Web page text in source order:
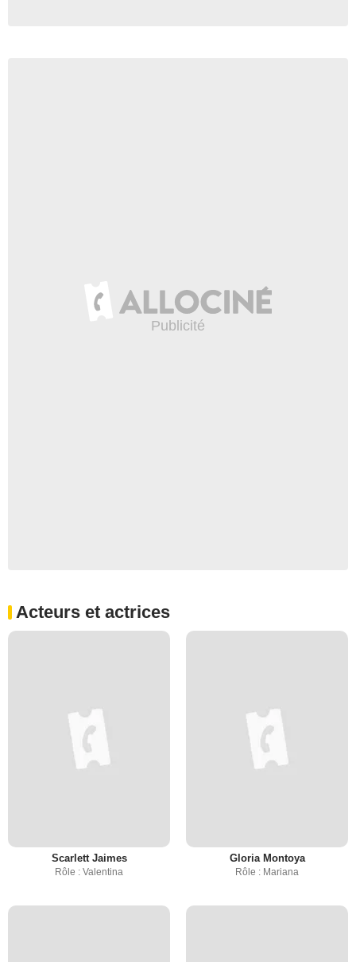
Acteurs et actrices
Scarlett Jaimes
Rôle : Valentina
Gloria Montoya
Rôle : Mariana